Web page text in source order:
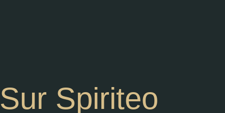
Sur Spiriteo